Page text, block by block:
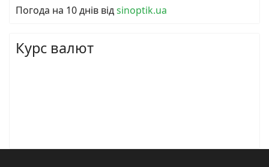
Погода на 10 днів відsinoptik.ua
Курс валют